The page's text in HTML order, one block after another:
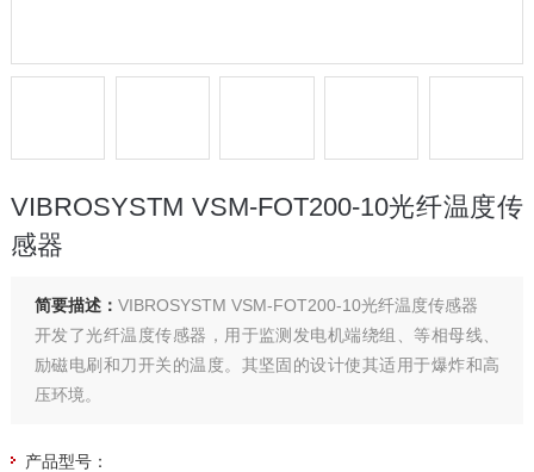
VIBROSYSTM VSM-FOT200-10光纤温度传
感器
简要描述： VIBROSYSTM VSM-FOT200-10光纤温度传感器
开发了光纤温度传感器，用于监测发电机端绕组、等相母线、
励磁电刷和刀开关的温度。其坚固的设计使其适用于爆炸和高
压环境。
产品型号：